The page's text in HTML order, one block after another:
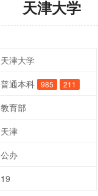
天津大学
天津大学
普通本科 985 211
教育部
天津
公办
19